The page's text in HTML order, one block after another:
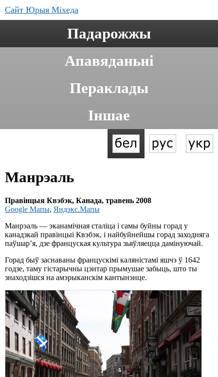
Сайт Юрыя Міхеда
Падарожжы
Апавяданьні
Пераклады
Іншае
Манрэаль
Правінцыя Квэбэк, Канада, травень 2008
Google Мапы, Яндэкс.Мапы
Манрэаль — эканамічная сталіца і самы буйны горад у
канадзкай правінцыі Квэбэк, і найбуйнейшы горад заходняга
паўшар’я, дзе француская культура зьяўляецца дамінуючай.
Горад быў заснаваны францускімі каляністамі яшчэ ў 1642
годзе, таму гістарычны цэнтар прымушае забыць, што ты
знаходзішся на амэрыканскім кантынэнце.